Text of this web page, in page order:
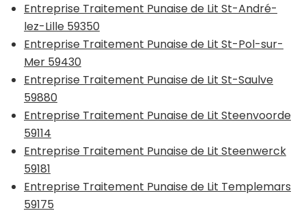
Entreprise Traitement Punaise de Lit St-André-
lez-Lille 59350
Entreprise Traitement Punaise de Lit St-Pol-sur-
Mer 59430
Entreprise Traitement Punaise de Lit St-Saulve
59880
Entreprise Traitement Punaise de Lit Steenvoorde
59114
Entreprise Traitement Punaise de Lit Steenwerck
59181
Entreprise Traitement Punaise de Lit Templemars
59175